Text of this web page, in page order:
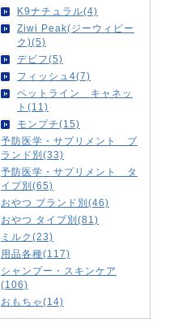
K9ナチュラル(4)
Ziwi Peak(ジーウィピー
ク)(5)
デビフ(5)
フィッシュ4(7)
ペットライン キャネッ
ト(11)
モンプチ(15)
予防医学・サプリメント ブ
ランド別(33)
予防医学・サプリメント タ
イプ別(65)
おやつ ブランド別(46)
おやつ タイプ別(81)
ミルク(23)
用品各種(117)
シャンプー・スキンケア
(106)
おもちゃ(14)